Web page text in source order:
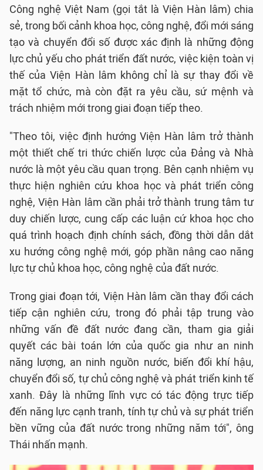
Công nghệ Việt Nam (gọi tắt là Viện Hàn lâm) chia
sẻ, trong bối cảnh khoa học, công nghệ, đổi mới sáng
tạo và chuyển đổi số được xác định là những động
lực chủ yếu cho phát triển đất nước, việc kiện toàn vị
thế của Viện Hàn lâm không chỉ là sự thay đổi về
mặt tổ chức, mà còn đặt ra yêu cầu, sứ mệnh và
trách nhiệm mới trong giai đoạn tiếp theo.
"Theo tôi, việc định hướng Viện Hàn lâm trở thành
một thiết chế tri thức chiến lược của Đảng và Nhà
nước là một yêu cầu quan trọng. Bên cạnh nhiệm vụ
thực hiện nghiên cứu khoa học và phát triển công
nghệ, Viện Hàn lâm cần phải trở thành trung tâm tư
duy chiến lược, cung cấp các luận cứ khoa học cho
quá trình hoạch định chính sách, đồng thời dẫn dắt
xu hướng công nghệ mới, góp phần nâng cao năng
lực tự chủ khoa học, công nghệ của đất nước.
Trong giai đoạn tới, Viện Hàn lâm cần thay đổi cách
tiếp cận nghiên cứu, trong đó phải tập trung vào
những vấn đề đất nước đang cần, tham gia giải
quyết các bài toán lớn của quốc gia như an ninh
năng lượng, an ninh nguồn nước, biến đổi khí hậu,
chuyển đổi số, tự chủ công nghệ và phát triển kinh tế
xanh. Đây là những lĩnh vực có tác động trực tiếp
đến năng lực cạnh tranh, tính tự chủ và sự phát triển
bền vững của đất nước trong những năm tới", ông
Thái nhấn mạnh.